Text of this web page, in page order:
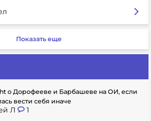
Показать еще
о Дорофееве и Барбашеве на ОИ, если
вести себя иначе
Л 1